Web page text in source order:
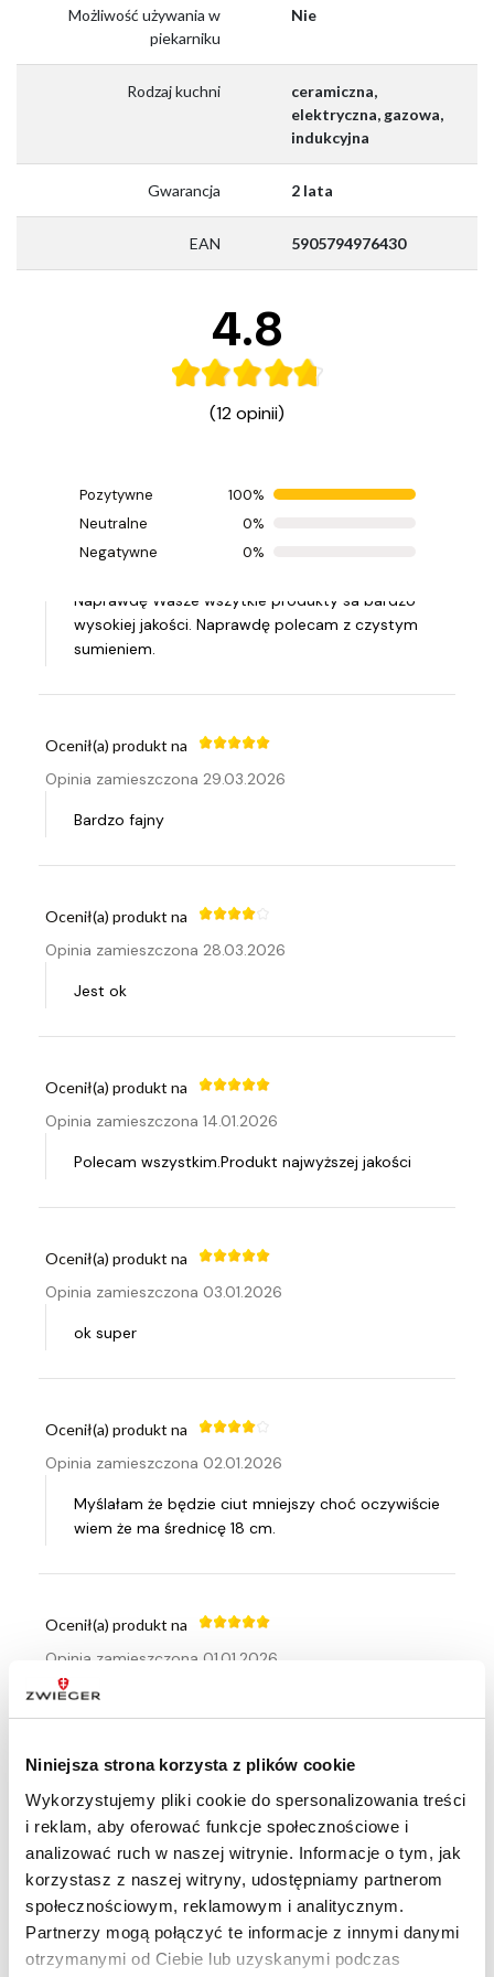
Niniejsza strona korzysta z plików cookie
Wykorzystujemy pliki cookie do spersonalizowania treści
i reklam, aby oferować funkcje społecznościowe i
analizować ruch w naszej witrynie. Informacje o tym, jak
korzystasz z naszej witryny, udostępniamy partnerom
społecznościowym, reklamowym i analitycznym.
Partnerzy mogą połączyć te informacje z innymi danymi
otrzymanymi od Ciebie lub uzyskanymi podczas
Możliwość używania w
piekarniku
Nie
Rodzaj kuchni
ceramiczna,
elektryczna, gazowa,
indukcyjna
Gwarancja 2 lata
EAN 5905794976430
4.8
(12 opinii)
Pozytywne
100%
Neutralne
0%
Negatywne
0%
Ocenił(a) produkt na
Opinia zamieszczona 20.04.2026
Naprawdę Wasze wszytkie produkty sa bardzo
wysokiej jakości. Naprawdę polecam z czystym
sumieniem.
Ocenił(a) produkt na
Opinia zamieszczona 29.03.2026
Bardzo fajny
Ocenił(a) produkt na
Opinia zamieszczona 28.03.2026
Jest ok
Ocenił(a) produkt na
Opinia zamieszczona 14.01.2026
Polecam wszystkim.Produkt najwyższej jakości
Ocenił(a) produkt na
Opinia zamieszczona 03.01.2026
ok super
Ocenił(a) produkt na
Opinia zamieszczona 02.01.2026
Myślałam że będzie ciut mniejszy choć oczywiście
wiem że ma średnicę 18 cm.
Ocenił(a) produkt na
Opinia zamieszczona 01.01.2026
Estetycznie wykonany.dzieki uchwytom można
bezpiecznie zdjąć z pieca, nie rozgrzewają się .
Ocenił(a) produkt na
Opinia zamieszczona 27.12.2025
Taki jak na zdjęciu